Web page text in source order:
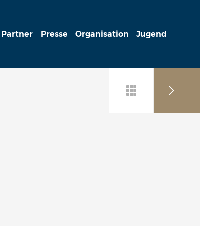
Partner Presse Organisation Jugend